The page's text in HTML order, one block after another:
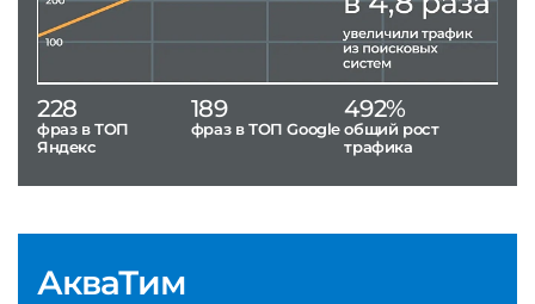
АкваТим
228
фраз в ТОП
Яндекс
189
фраз в ТОП Google
492%
общий рост
трафика